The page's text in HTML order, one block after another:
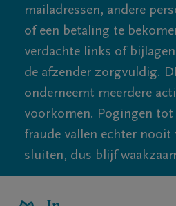
mailadressen, andere
of een betaling te
verdachte links of
de afzender zorgvuldig.
onderneemt meerdere
voorkomen. Pogingen
fraude vallen echter
sluiten, dus blijf